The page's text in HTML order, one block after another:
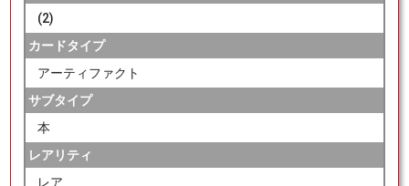
(2)
カードタイプ
アーティファクト
サブタイプ
本
レアリティ
レア